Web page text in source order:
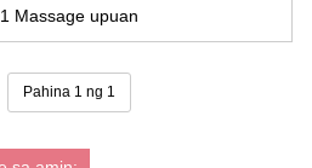
Massage upuan
Pahina 1 ng 1